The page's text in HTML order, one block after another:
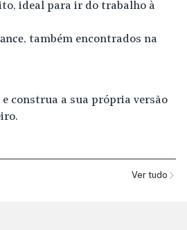
ideal para ir do trabalho à
, também encontrados na
construa a sua própria versão
Ver tudo